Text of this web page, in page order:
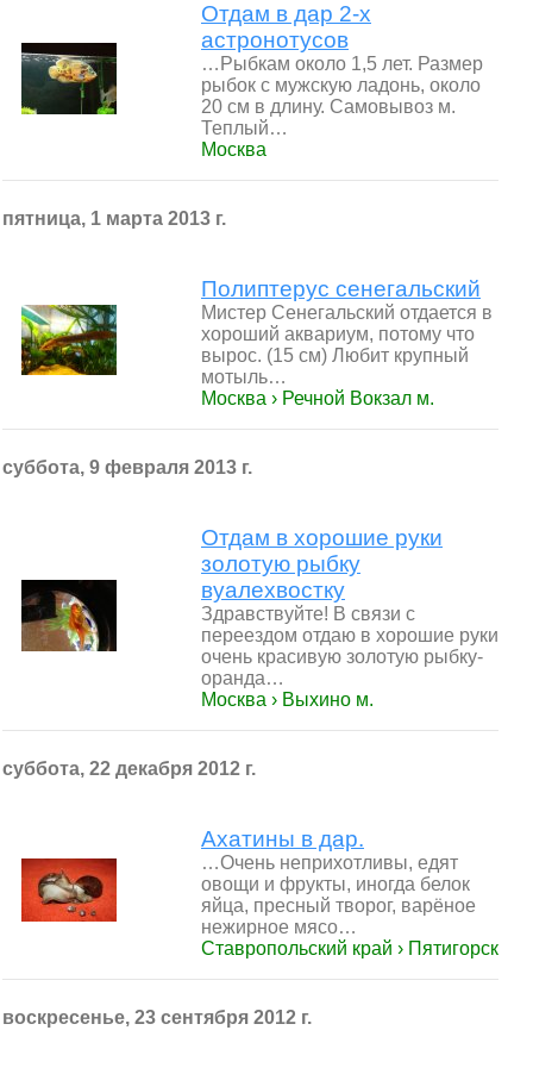
Отдам в дар 2-х
астронотусов
…Рыбкам около 1,5 лет. Размер
рыбок с мужскую ладонь, около
20 см в длину. Самовывоз м.
Теплый…
Москва
пятница, 1 марта 2013 г.
Полиптерус сенегальский
Мистер Сенегальский отдается в
хороший аквариум, потому что
вырос. (15 см) Любит крупный
мотыль…
Москва › Речной Вокзал м.
суббота, 9 февраля 2013 г.
Отдам в хорошие руки
золотую рыбку
вуалехвостку
Здравствуйте! В связи с
переездом отдаю в хорошие руки
очень красивую золотую рыбку-
оранда…
Москва › Выхино м.
суббота, 22 декабря 2012 г.
Ахатины в дар.
…Очень неприхотливы, едят
овощи и фрукты, иногда белок
яйца, пресный творог, варёное
нежирное мясо…
Ставропольский край › Пятигорск
воскресенье, 23 сентября 2012 г.